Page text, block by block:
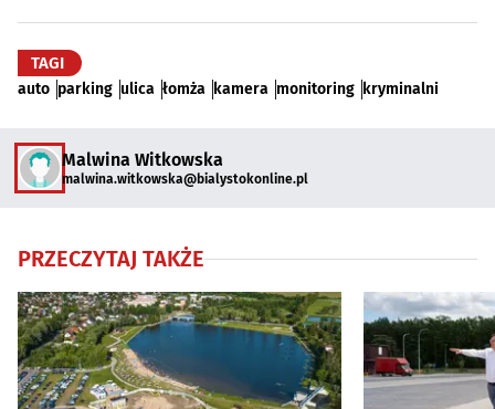
TAGI
auto parking ulica łomża kamera monitoring kryminalni
Malwina Witkowska
malwina.witkowska@bialystokonline.pl
PRZECZYTAJ TAKŻE